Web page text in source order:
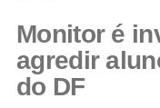
Monitor é
agredir
do DF